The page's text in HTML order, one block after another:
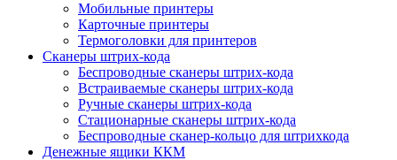
Мобильные принтеры
Карточные принтеры
Термоголовки для принтеров
Сканеры штрих-кода
Беспроводные сканеры штрих-кода
Встраиваемые сканеры штрих-кода
Ручные сканеры штрих-кода
Стационарные сканеры штрих-кода
Беспроводные сканер-кольцо для штрихкода
Денежные ящики ККМ